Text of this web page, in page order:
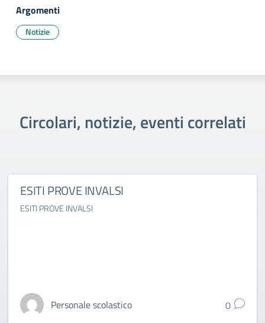
Argomenti
Notizie
Circolari, notizie, eventi correlati
ESITI PROVE INVALSI
ESITI PROVE INVALSI
Personale scolastico 0